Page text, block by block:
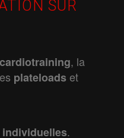
SUR
cardiotraining, la
plateloads et
individuelles.